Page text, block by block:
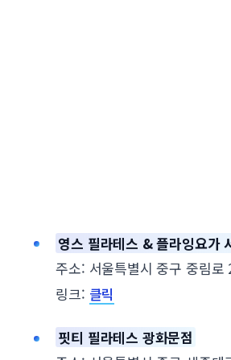
영스 필라테스 & 플라잉요가
주소: 서울특별시 중구 중림로
링크: 클릭
핏티 필라테스 광화문점